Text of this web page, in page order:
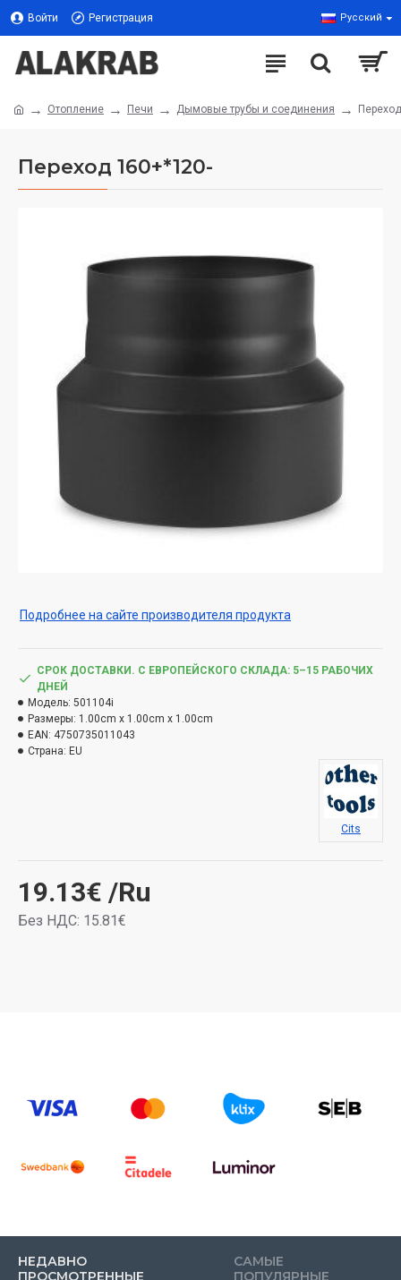
Войти Регистрация Русский
Отопление Печи Дымовые трубы и соединения
Переход 160+*120-
Подробнее на сайте производителя продукта
19.13€ /Ru
Без НДС: 15.81€
СРОК ДОСТАВКИ. С ЕВРОПЕЙСКОГО СКЛАДА: 5–15 РАБОЧИХ
ДНЕЙ
Модель: 501104i
Размеры: 1.00cm x 1.00cm x 1.00cm
EAN: 4750735011043
Страна: EU
Cits
НЕДАВНО
ПРОСМОТРЕННЫЕ
САМЫЕ
ПОПУЛЯРНЫЕ